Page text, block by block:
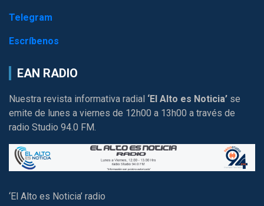
Telegram
Escríbenos
EAN RADIO
Nuestra revista informativa radial ‘El Alto es Noticia’ se
emite de lunes a viernes de 12h00 a 13h00 a través de
radio Studio 94.0 FM.
‘El Alto es Noticia’ radio